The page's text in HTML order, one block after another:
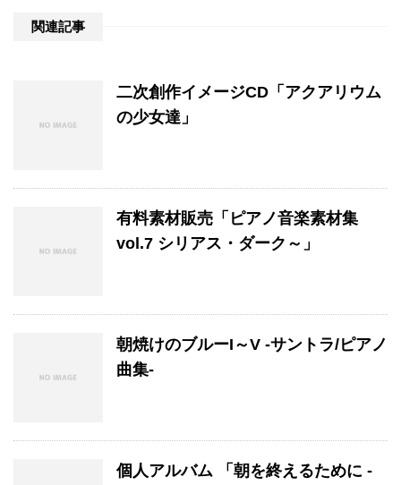
関連記事
二次創作イメージCD「アクアリウム
の少女達」
有料素材販売「ピアノ音楽素材集
vol.7 シリアス・ダーク～」
朝焼けのブルーI～V -サントラ/ピアノ
曲集-
個人アルバム 「朝を終えるために -